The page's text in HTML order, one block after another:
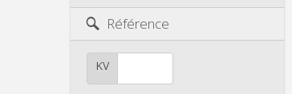
Référence
KV